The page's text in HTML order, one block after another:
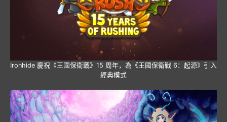
Ironhide 慶祝《王國保衛戰》15 周年，為《王國保衛戰 6：起源》引入
經典模式